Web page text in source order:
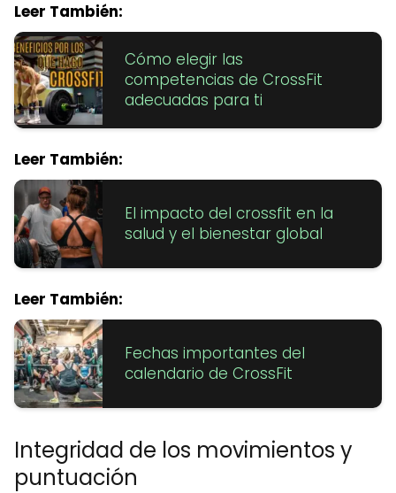
Leer También:
Cómo elegir las
competencias de CrossFit
adecuadas para ti
Leer También:
El impacto del crossfit en la
salud y el bienestar global
Leer También:
Fechas importantes del
calendario de CrossFit
Integridad de los movimientos y
puntuación